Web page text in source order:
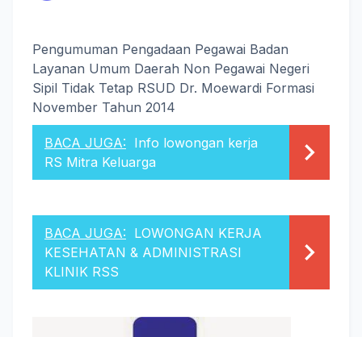
Pengumuman Pengadaan Pegawai Badan
Layanan Umum Daerah Non Pegawai Negeri
Sipil Tidak Tetap RSUD Dr. Moewardi Formasi
November Tahun 2014
BACA JUGA: Info lowongan kerja
RS Mitra Keluarga
BACA JUGA: LOWONGAN KERJA
KESEHATAN & ADMINISTRASI
KLINIK RSS